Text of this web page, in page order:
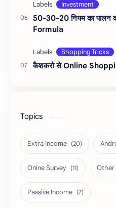
50-30-20 नियम का
Formula
कैशकरो से Online
Topics
Extra Income
Onine Survey Other
Passive Income